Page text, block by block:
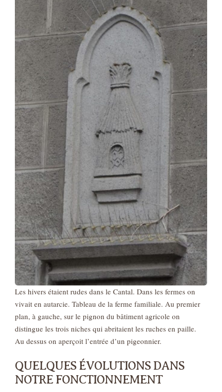
Les hivers étaient rudes dans le Cantal. Dans les fermes on
vivait en autarcie. Tableau de la ferme familiale. Au premier
plan, à gauche, sur le pignon du bâtiment agricole on
distingue les trois niches qui abritaient les ruches en paille.
Au dessus on aperçoit l’entrée d’un pigeonnier.
QUELQUES ÉVOLUTIONS DANS
NOTRE FONCTIONNEMENT